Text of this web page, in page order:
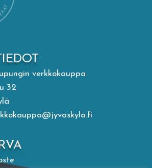
festivaali
verkkokauppa
32